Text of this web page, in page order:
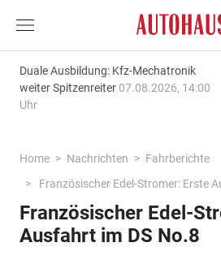
Duale Ausbildung: Kfz-Mechatronik
weiter Spitzenreiter 07.08.2026, 14:00
Uhr
Home Nachrichten
Fahrberichte
Französischer Edel-Stromer: Erste
Französischer Edel-
Ausfahrt im DS No.8